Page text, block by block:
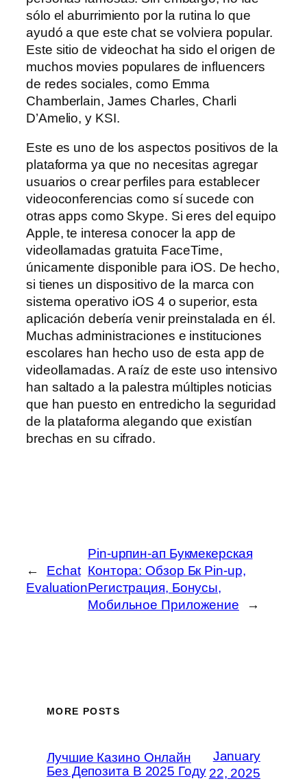
sólo el aburrimiento por la rutina lo que
ayudó a que este chat se volviera popular.
Este sitio de videochat ha sido el origen de
muchos movies populares de influencers
de redes sociales, como Emma
Chamberlain, James Charles, Charli
D’Amelio, y KSI.
Este es uno de los aspectos positivos de la
plataforma ya que no necesitas agregar
usuarios o crear perfiles para establecer
videoconferencias como sí sucede con
otras apps como Skype. Si eres del equipo
Apple, te interesa conocer la app de
videollamadas gratuita FaceTime,
únicamente disponible para iOS. De hecho,
si tienes un dispositivo de la marca con
sistema operativo iOS 4 o superior, esta
aplicación debería venir preinstalada en él.
Muchas administraciones e instituciones
escolares han hecho uso de esta app de
videollamadas. A raíz de este uso intensivo
han saltado a la palestra múltiples noticias
que han puesto en entredicho la seguridad
de la plataforma alegando que existían
brechas en su cifrado.
←
Echat
Evaluation
Pin-upпин-ап Букмекерская
Контора: Обзор Бк Pin-up,
Регистрация, Бонусы,
Мобильное Приложение
→
MORE POSTS
Лучшие Казино Онлайн
Без Депозита В 2025 Году
January
22, 2025